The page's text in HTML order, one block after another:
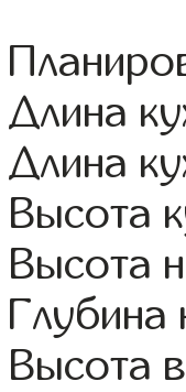
Длина
Длина
Высота
Высота
Высота